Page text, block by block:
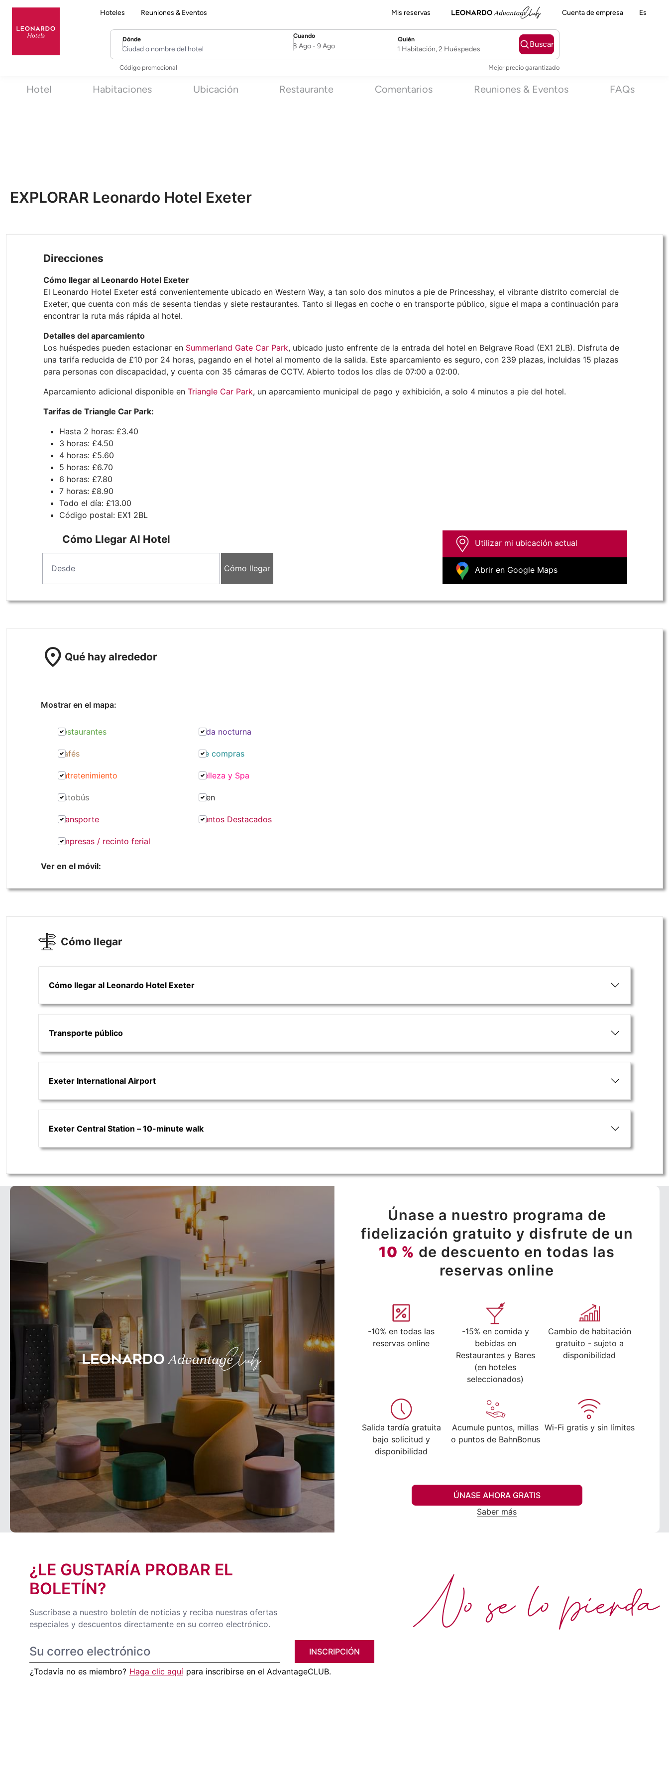
Hoteles Reuniones & Eventos Mis reservas Cuenta de empresa Es
Dónde
Ciudad o nombre del hotel
Cuando
SelectDate
8 Ago- 9 Ago
Quién
Username
1 Habitación, 2 Huéspedes
Buscar
Código promocional Mejor precio garantizado
Hotel Habitaciones Ubicación Restaurante Comentarios Reuniones & Eventos FAQs
EXPLORAR Leonardo Hotel Exeter
Direcciones
Cómo llegar al Leonardo Hotel Exeter
El Leonardo Hotel Exeter está convenientemente ubicado en Western Way, a tan solo dos minutos a pie de Princesshay, el vibrante distrito comercial de
Exeter, que cuenta con más de sesenta tiendas y siete restaurantes. Tanto si llegas en coche o en transporte público, sigue el mapa a continuación para
encontrar la ruta más rápida al hotel.
Detalles del aparcamiento
Los huéspedes pueden estacionar en Summerland Gate Car Park, ubicado justo enfrente de la entrada del hotel en Belgrave Road (EX1 2LB). Disfruta de
una tarifa reducida de £10 por 24 horas, pagando en el hotel al momento de la salida. Este aparcamiento es seguro, con 239 plazas, incluidas 15 plazas
para personas con discapacidad, y cuenta con 35 cámaras de CCTV. Abierto todos los días de 07:00 a 02:00.
Aparcamiento adicional disponible en Triangle Car Park, un aparcamiento municipal de pago y exhibición, a solo 4 minutos a pie del hotel.
Tarifas de Triangle Car Park:
Hasta 2 horas: £3.40
3 horas: £4.50
4 horas: £5.60
5 horas: £6.70
6 horas: £7.80
7 horas: £8.90
Todo el día: £13.00
Código postal: EX1 2BL
Cómo Llegar Al Hotel
Cómo llegar
Utilizar mi ubicación actual
Abrir en Google Maps
location_on Qué hay alrededor
Mostrar en el mapa:
Restaurantes Vida nocturna
Cafés De compras
Entretenimiento Belleza y Spa
Autobús Tren
Transporte Puntos Destacados
Empresas / recinto ferial
Ver en el móvil:
Cómo llegar
Cómo llegar al Leonardo Hotel Exeter
Transporte público
Exeter International Airport
Exeter Central Station – 10-minute walk
Únase a nuestro programa de
fidelización gratuito y disfrute de un
10 % de descuento en todas las
reservas online
-10% en todas las
reservas online
-15% en comida y
bebidas en
Restaurantes y Bares
(en hoteles
seleccionados)
Cambio de habitación
gratuito - sujeto a
disponibilidad
Salida tardía gratuita
bajo solicitud y
disponibilidad
Acumule puntos, millas
o puntos de BahnBonus
Wi-Fi gratis y sin límites
ÚNASE AHORA GRATIS
Saber más
¿LE GUSTARÍA PROBAR EL
BOLETÍN?
Suscríbase a nuestro boletín de noticias y reciba nuestras ofertas
especiales y descuentos directamente en su correo electrónico.
INSCRIPCIÓN
¿Todavía no es miembro? Haga clic aquí para inscribirse en el AdvantageCLUB.
No se lo pierda